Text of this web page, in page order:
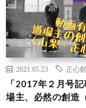
2021.05.23 正心
「2017年２月号
場主、必然の創造